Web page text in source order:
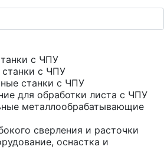
с ЧПУ
с ЧПУ
станки с ЧПУ
для обработки листа с ЧПУ
металлообрабатывающие
сверления и расточки
оснастка и